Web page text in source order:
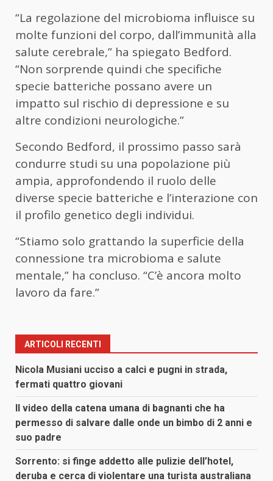
“La regolazione del microbioma influisce su
molte funzioni del corpo, dall’immunità alla
salute cerebrale,” ha spiegato Bedford.
“Non sorprende quindi che specifiche
specie batteriche possano avere un
impatto sul rischio di depressione e su
altre condizioni neurologiche.”
Secondo Bedford, il prossimo passo sarà
condurre studi su una popolazione più
ampia, approfondendo il ruolo delle
diverse specie batteriche e l’interazione con
il profilo genetico degli individui.
“Stiamo solo grattando la superficie della
connessione tra microbioma e salute
mentale,” ha concluso. “C’è ancora molto
lavoro da fare.”
ARTICOLI RECENTI
Nicola Musiani ucciso a calci e pugni in strada,
fermati quattro giovani
Il video della catena umana di bagnanti che ha
permesso di salvare dalle onde un bimbo di 2 anni e
suo padre
Sorrento: si finge addetto alle pulizie dell’hotel,
deruba e cerca di violentare una turista australiana